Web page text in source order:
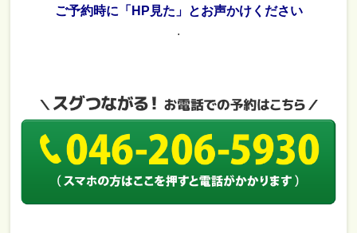
ご予約時に「HP見た」とお声かけください
.